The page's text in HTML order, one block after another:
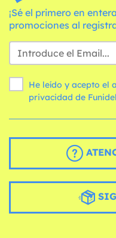
¡Sé el primero en
promociones al
He leído y acepto el
privacidad de